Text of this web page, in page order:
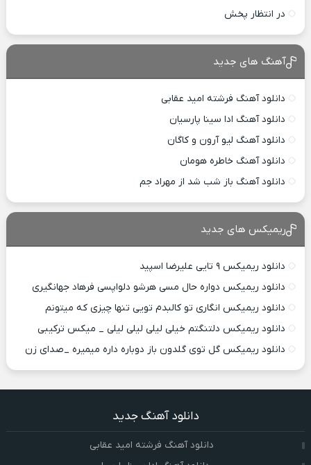
در انتظار پخش
آهنگ های جدید
دانلود آهنگ فرشته امید عقابی
دانلود آهنگ ادا سینا پارسیان
دانلود آهنگ لیو آرون و کاگان
دانلود آهنگ خاطره هومان
دانلود آهنگ باز شب شد از مهراد جم
ریمیکس های جدید
دانلود ریمیکس ۹ تایی علیرضا اسپید
دانلود ریمیکس دواره حال مسی هرشو دلواپسی فرهاد جهانگیری
دانلود ریمیکس انگاری تو کالبدم تویی تنها چیزی که میتونم
دانلود ریمیکس دلتنگتم خیلی لیلی لیلی لیلی _ میکس ترکیبی
دانلود ریمیکس گل توی گلدون باز دوباره داره میمیره _صدای زن
دانلود آهنگ جدید
دانلود آهنگ فرشته امید عقابی